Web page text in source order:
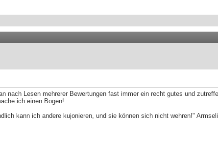
nach Lesen mehrerer Bewertungen fast immer ein recht gutes und
ich einen Bogen!
kann ich andere kujonieren, und sie können sich nicht wehren!"